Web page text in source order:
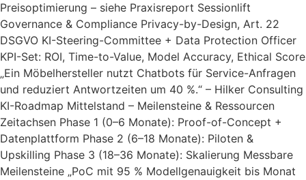
Preisoptimierung – siehe Praxisreport Sessionlift
Governance & Compliance Privacy-by-Design, Art. 22
DSGVO KI-Steering-Committee + Data Protection Officer
KPI-Set: ROI, Time-to-Value, Model Accuracy, Ethical Score
„Ein Möbelhersteller nutzt Chatbots für Service-Anfragen
und reduziert Antwortzeiten um 40 %.“ – Hilker Consulting
KI-Roadmap Mittelstand – Meilensteine & Ressourcen
Zeitachsen Phase 1 (0–6 Monate): Proof-of-Concept +
Datenplattform Phase 2 (6–18 Monate): Piloten &
Upskilling Phase 3 (18–36 Monate): Skalierung Messbare
Meilensteine „PoC mit 95 % Modellgenauigkeit bis Monat